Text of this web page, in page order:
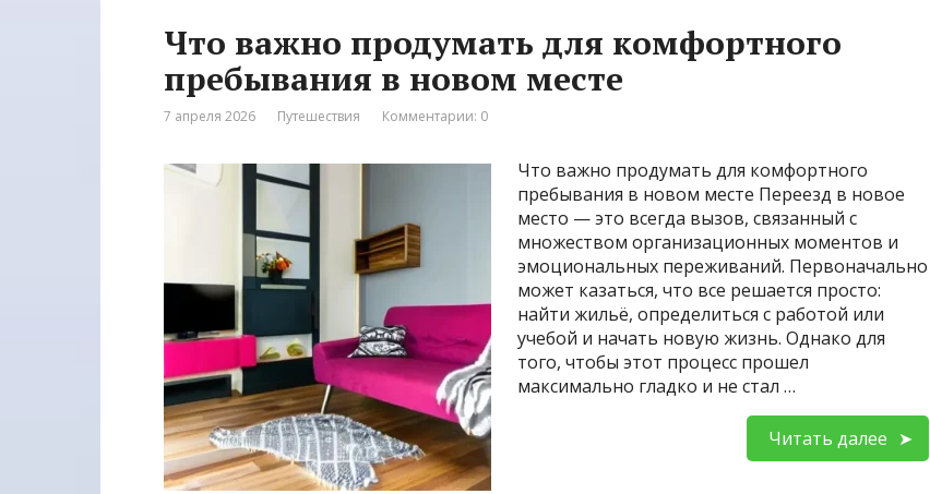
Что важно продумать для комфортного
пребывания в новом месте
7 апреля 2026 Путешествия Комментарии: 0
Что важно продумать для комфортного
пребывания в новом месте Переезд в новое
место — это всегда вызов, связанный с
множеством организационных моментов и
эмоциональных переживаний. Первоначально
может казаться, что все решается просто:
найти жильё, определиться с работой или
учебой и начать новую жизнь. Однако для
того, чтобы этот процесс прошел
максимально гладко и не стал …
Читать далее